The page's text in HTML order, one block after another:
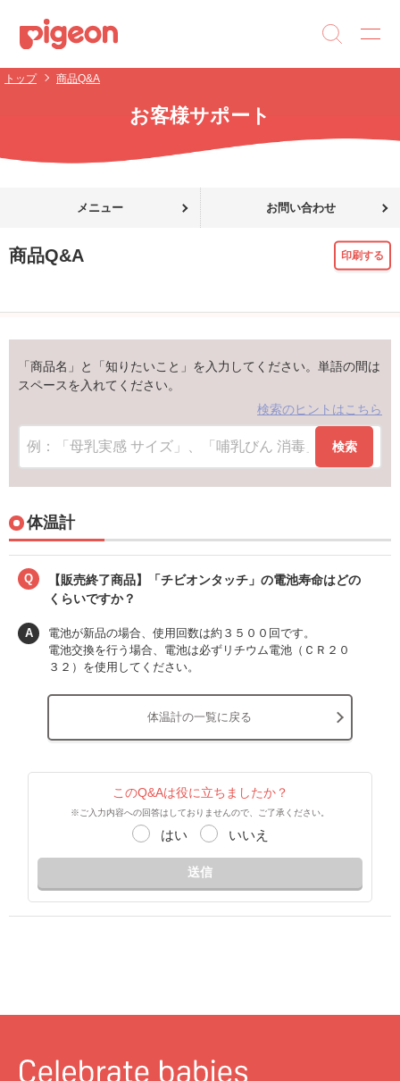
トップ 商品Q&A
お客様サポート
メニュー お問い合わせ
商品Q&A 印刷する
「商品名」と「知りたいこと」を入力してください。単語の間は
スペースを入れてください。
検索のヒントはこちら
検索
体温計
Q
【販売終了商品】「チビオンタッチ」の電池寿命はどの
くらいですか？
A
電池が新品の場合、使用回数は約３５００回です。
電池交換を行う場合、電池は必ずリチウム電池（ＣＲ２０
３２）を使用してください。
体温計の一覧に戻る
このQ&Aは役に立ちましたか？
※ご入力内容への回答はしておりませんので、ご了承ください。
はい いいえ
送信